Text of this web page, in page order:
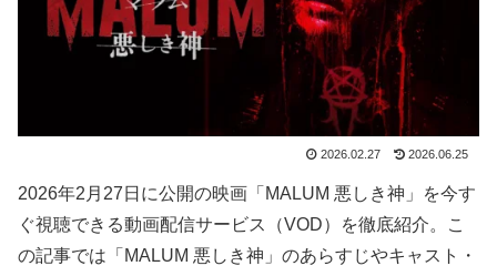
2026.02.27 2026.06.25
2026年2月27日に公開の映画「MALUM 悪しき神」を今す
ぐ視聴できる動画配信サービス（VOD）を徹底紹介。こ
の記事では「MALUM 悪しき神」のあらすじやキャスト・